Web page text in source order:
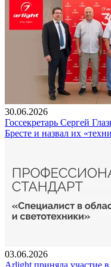
30.06.2026
Госсекретарь Сергей
Бресте и назвал их
03.06.2026
Arlight приняла участие в